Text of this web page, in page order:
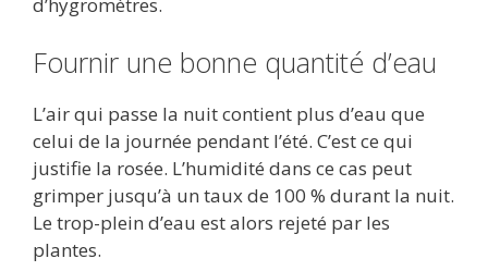
Fournir une bonne quantité d’eau
L’air qui passe la nuit contient plus d’eau que
celui de la journée pendant l’été. C’est ce qui
justifie la rosée. L’humidité dans ce cas peut
grimper jusqu’à un taux de 100 % durant la nuit.
Le trop-plein d’eau est alors rejeté par les
plantes.